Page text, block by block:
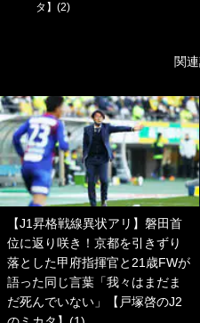
タ】(2)
関
【J1昇格戦線異状アリ】磐田首
位に返り咲き！京都を引きずり
落とした甲府指揮官と21歳FWが
語った同じ言葉「我々はまだま
だ死んでいない」【戸塚啓のJ2